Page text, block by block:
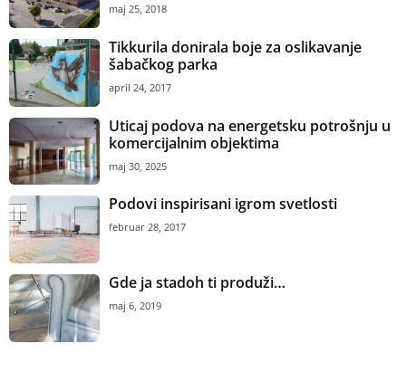
maj 25, 2018
Tikkurila donirala boje za oslikavanje
šabačkog parka
april 24, 2017
Uticaj podova na energetsku potrošnju u
komercijalnim objektima
maj 30, 2025
Podovi inspirisani igrom svetlosti
februar 28, 2017
Gde ja stadoh ti produži…
maj 6, 2019